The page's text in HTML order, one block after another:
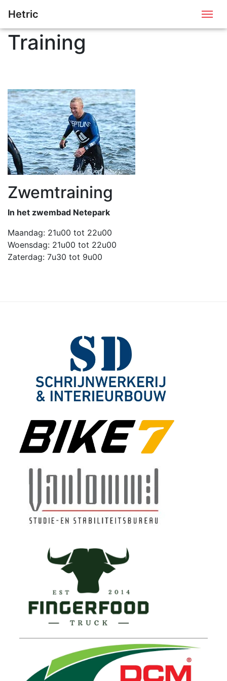
Hetric
Training
Zwemtraining
In het zwembad Netepark
Maandag: 21u00 tot 22u00
Woensdag: 21u00 tot 22u00
Zaterdag: 7u30 tot 9u00